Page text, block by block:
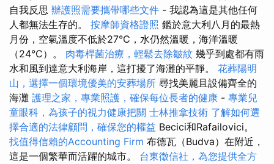
自我反思 辦護照需要攜帶哪些文件 - 我認為這是其他任何
人都無法生存的。 按摩師資格證照 鑑於意大利八月的最熱
月份，空氣溫度不低於27°C，水仍然溫暖，海洋溫暖
（24°C）。 肉毒桿菌治療，輕鬆去除皺紋 幾乎到處都有雨
水和風到達意大利海岸，這打擾了海灘的平靜。 花葬陽明
山，選擇一個環境優美的安葬場所 尋找美麗且設備齊全的
海灘 護理之家，專業照護，確保每位長者的健康 - 專業兒
童眼科，為孩子的視力健康把關 士林推拿技術 了解如何選
擇合適的法律顧問，確保您的權益 Becici和Rafailovici。
找值得信賴的Accounting Firm 布德瓦（Budva）在附近，
這是一個繁華而活躍的城市。 台東徵信社，為您提供全方